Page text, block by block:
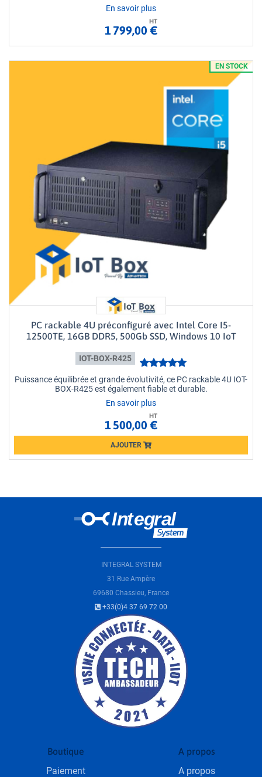
En savoir plus
HT
1 799,00 €
EN STOCK
PC rackable 4U préconfiguré avec Intel Core I5-
12500TE, 16GB DDR5, 500Gb SSD, Windows 10 IoT
IOT-BOX-R425
Puissance équilibrée et grande évolutivité, ce PC rackable 4U IOT-
BOX-R425 est également fiable et durable.
En savoir plus
HT
1 500,00 €
AJOUTER
Loading...
INTEGRAL SYSTEM
31 Rue Ampère
69680 Chassieu, France
+33(0)4 37 69 72 00
Boutique
Paiement
A propos
A propos